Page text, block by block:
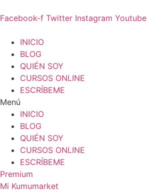
al
Facebook-f Twitter Instagram Youtube
INICIO
BLOG
QUIÉN SOY
CURSOS ONLINE
ESCRÍBEME
Menú
INICIO
BLOG
QUIÉN SOY
CURSOS ONLINE
ESCRÍBEME
Premium
Mi Kumumarket